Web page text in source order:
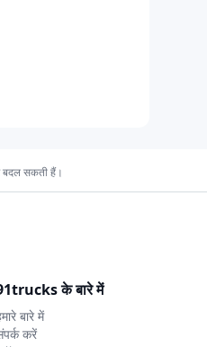
सकती हैं।
के बारे में
बारे में
करें